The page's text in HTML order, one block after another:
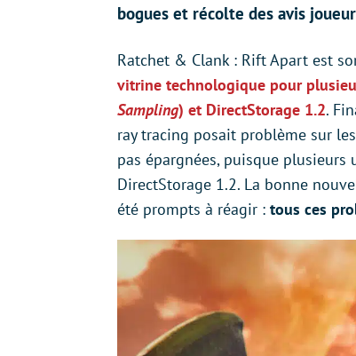
bogues et récolte des avis
Ratchet & Clank : Rift Apart est
vitrine technologique pour
Sampling) et DirectStorage 1.2.
ray tracing posait problème sur les
pas épargnées, puisque
DirectStorage 1.2. La bonne
été prompts à réagir : tous ces